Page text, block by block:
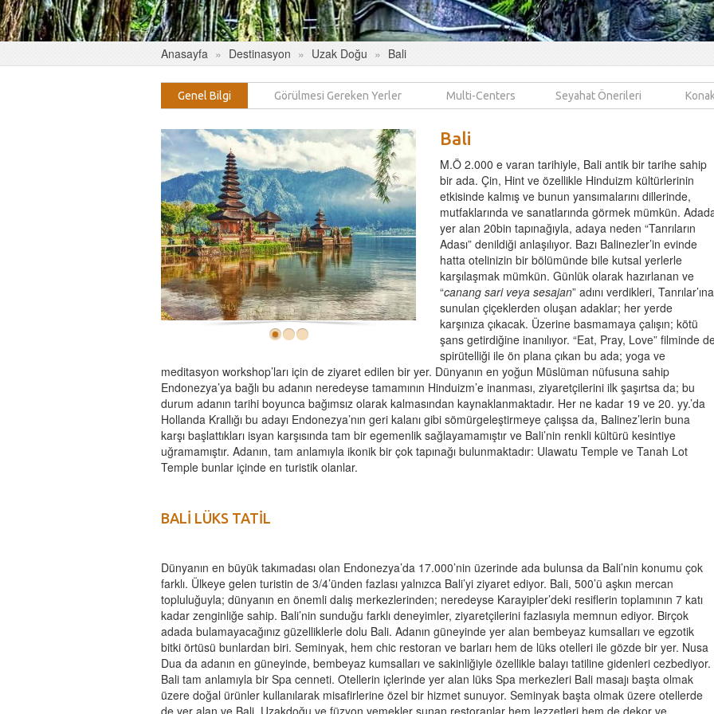
Anasayfa Destinasyon Uzak Doğu Bali
Genel Bilgi Görülmesi Gereken Yerler Multi-Centers Seyahat Önerileri
Bali
M.Ö 2.000 e varan tarihiyle, Bali antik bir tarihe sahip
bir ada. Çin, Hint ve özellikle Hinduizm kültürlerinin
etkisinde kalmış ve bunun yansımalarını dillerinde,
mutfaklarında ve sanatlarında görmek mümkün.
yer alan 20bin tapınağıyla, adaya neden “Tanrıların
Adası” denildiği anlaşılıyor. Bazı Balinezler’in evinde
hatta otelinizin bir bölümünde bile kutsal yerlerle
karşılaşmak mümkün. Günlük olarak hazırlanan ve
“canang sari veya sesajan” adını verdikleri, Tanrılar’ına
sunulan çiçeklerden oluşan adaklar; her yerde
karşınıza çıkacak. Üzerine basmamaya çalışın; kötü
şans getirdiğine inanılıyor. “Eat, Pray, Love” filminde
spirütelliği ile ön plana çıkan bu ada; yoga ve
meditasyon workshop’ları için de ziyaret edilen bir yer. Dünyanın en yoğun Müslüman nüfusuna sahip
Endonezya’ya bağlı bu adanın neredeyse tamamının Hinduizm’e inanması, ziyaretçilerini ilk şaşırtsa da; bu
durum adanın tarihi boyunca bağımsız olarak kalmasından kaynaklanmaktadır. Her ne kadar 19 ve 20. yy.’da
Hollanda Krallığı bu adayı Endonezya’nın geri kalanı gibi sömürgeleştirmeye çalışsa da, Balinez’lerin buna
karşı başlattıkları isyan karşısında tam bir egemenlik sağlayamamıştır ve Bali’nin renkli kültürü kesintiye
uğramamıştır. Adanın, tam anlamıyla ikonik bir çok tapınağı bulunmaktadır: Ulawatu Temple ve Tanah Lot
Temple bunlar içinde en turistik olanlar.
BALİ LÜKS TATİL
Dünyanın en büyük takımadası olan Endonezya’da 17.000’nin üzerinde ada bulunsa da Bali’nin konumu çok
farklı. Ülkeye gelen turistin de 3/4’ünden fazlası yalnızca Bali’yi ziyaret ediyor. Bali, 500’ü aşkın mercan
topluluğuyla; dünyanın en önemli dalış merkezlerinden; neredeyse Karayipler’deki resiflerin toplamının 7 katı
kadar zenginliğe sahip. Bali’nin sunduğu farklı deneyimler, ziyaretçilerini fazlasıyla memnun ediyor. Birçok
adada bulamayacağınız güzelliklerle dolu Bali. Adanın güneyinde yer alan bembeyaz kumsalları ve egzotik
bitki örtüsü bunlardan biri. Seminyak, hem chic restoran ve barları hem de lüks otelleri ile gözde bir yer. Nusa
Dua da adanın en güneyinde, bembeyaz kumsalları ve sakinliğiyle özellikle balayı tatiline gidenleri cezbediyor.
Bali tam anlamıyla bir Spa cenneti. Otellerin içlerinde yer alan lüks Spa merkezleri Bali masajı başta olmak
üzere doğal ürünler kullanılarak misafirlerine özel bir hizmet sunuyor. Seminyak başta olmak üzere otellerde
de yer alan ve Bali, Uzakdoğu ve füzyon yemekler sunan restoranlar hem lezzetleri hem de dekor ve
Product Manager
BALİ - Ekim 2022
programımız için
güvendik, iyi ki de öyle
türlü soru, talep ve ricaya
olumlu yaklaşarak bizi
ettiler. Puravida ekibine çok
teşekkürler; daha balayına
tüm planlama aşamasında
balayı heyecanını
sonra uzak destinasyon
başka kimselere güvenmem